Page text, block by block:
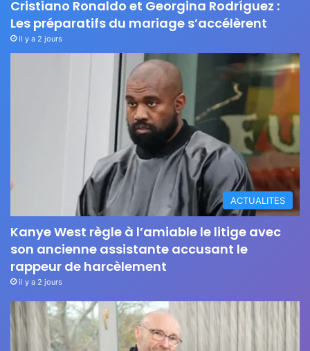
Cristiano Ronaldo et Georgina Rodríguez :
Les préparatifs du mariage s’accélèrent
il y a 2 jours
ACTUALITES
Kanye West règle à l’amiable le litige avec
son ancienne assistante accusant le
rappeur de harcèlement
il y a 2 jours